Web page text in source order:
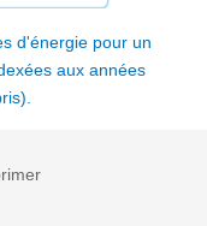
d'énergie pour un
aux années